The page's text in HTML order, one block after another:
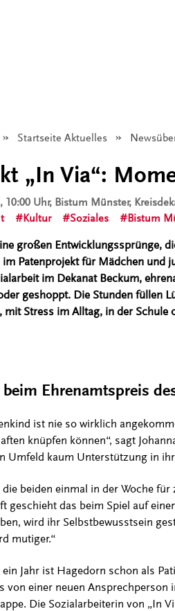
Startseite Aktuelles
„In Via“:
10:00 Uhr, Bistum Münster,
Kultur Soziales Bistum
großen Entwicklungssprünge,
im Patenprojekt für Mädchen und
im Dekanat Beckum,
geshoppt. Die Stunden füllen
mit Stress im Alltag, in der Schule
beim Ehrenamtspreis
ist nie so wirklich
knüpfen können“, sagt
Umfeld kaum Unterstützung in
die beiden einmal in der Woche
geschieht das beim Spiel auf
wird ihr Selbstbewusstsein
mutiger.“
ein Jahr ist Hagedorn schon als
von einer neuen Ansprechperson
Die Sozialarbeiterin von „In